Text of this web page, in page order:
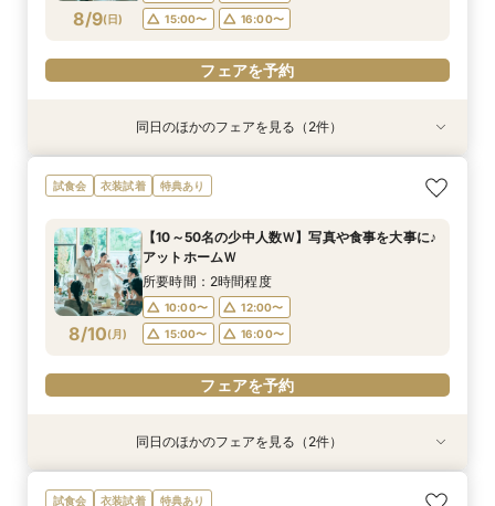
フェアを予約
8/9(日)
15:00〜
16:00〜
フェアを予約
衣装試着 特典あり
8/9(日)
＼神前式をご検討のお二人へ／各神社式＆リアン
神殿見学×和装試着＆人気食べ比べ試食
11:30〜
フェアを予約
衣装試着 特典あり
8/9(日)
人気No,1 ＼初めて見学がおトク★／豪華コース
試食×30,000円GIFT付相談会
10:00〜
12:00〜
15:00〜
16:00〜
同日のほかのフェアを見る（2件）
試食会 衣装試着 特典あり
8/10(月)
【10～50名の少中人数Ｗ】写真や食事を大事に♪
アットホームＷ
所要時間：2時間程度
10:00〜
12:00〜
15:00〜
16:00〜
フェアを予約
衣装試着 特典あり
＼神前式をご検討のお二人へ／各神社式＆リアン
衣装試着 特典あり
人気No,1 ＼初めて見学がおトク★／豪華コース
同日のほかのフェアを見る（2件）
試食会 衣装試着 特典あり